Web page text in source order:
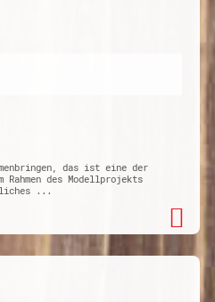
das ist eine der
des Modellprojekts
...